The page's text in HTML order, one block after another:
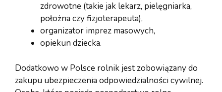
zdrowotne (takie jak lekarz, pielęgniarka,
położna czy fizjoterapeuta),
organizator imprez masowych,
opiekun dziecka.
Dodatkowo w Polsce rolnik jest zobowiązany do
zakupu ubezpieczenia odpowiedzialności cywilnej.